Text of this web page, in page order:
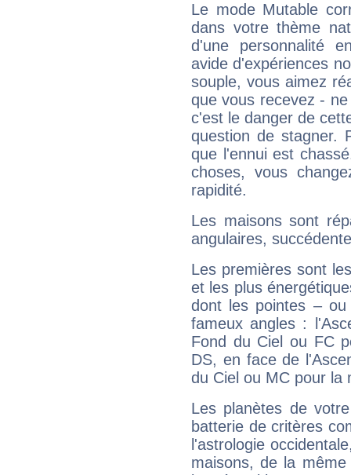
Le mode Mutable
dans votre thème
d'une personnalité
avide d'expériences
souple, vous aimez
que vous recevez -
c'est le danger de
question de stagner.
que l'ennui est
choses, vous
rapidité.
Les maisons sont
angulaires,
Les premières sont
et les plus
dont les pointes –
fameux angles :
Fond du Ciel ou FC
DS, en face de
du Ciel ou MC pour la
Les planètes de
batterie de critères
l'astrologie
maisons, de la